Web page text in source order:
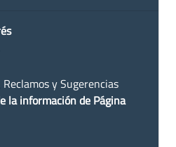
y Sugerencias
la información de Página